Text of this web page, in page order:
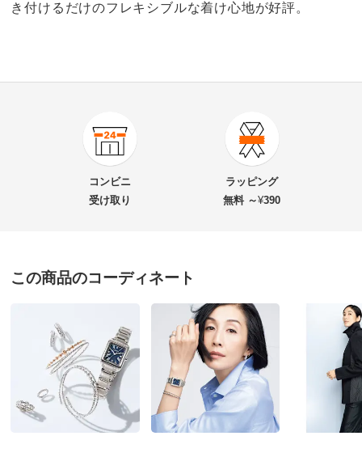
き付けるだけのフレキシブルな着け心地が好評。
900-1406-03
K18 ミラーボール スパイラル リング
改定日：2026/2/24
旧価格：¥58,000 税込
※お届け先が同じであれば複数個ご購入いただいても¥880です。
お支払い方法 送料について
■色：（ア）YG、（イ）WG、（ウ）WG×PG
■サイズ：フリーサイズ（8～17番相当）
高額商品で迷ってたけど、買って良かった！キラキラす
ごく素敵。どの指にもはめられ失くさない、外れない、
キツくない。これはいい。
2026/05/31
コンビニ
受け取り
ラッピング
無料 ～¥390
この商品のコーディネート